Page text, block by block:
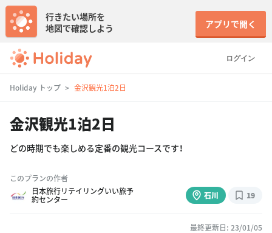
ログイン
行きたい場所を
地図で確認しよう
アプリで開く
Holiday トップ 金沢観光1泊2日
金沢観光1泊2日
どの時期でも楽しめる定番の観光コースです！
このプランの作者
日本旅行リテイリングいい旅予
約センター
石川 19
最終更新日: 23/01/05